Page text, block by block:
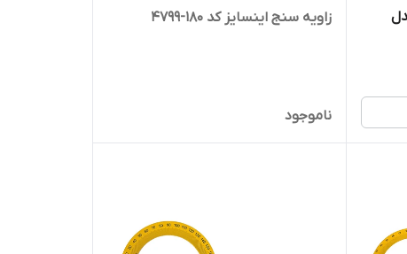
زاویه سنج اینسایز کد 180-4799
ناموجود